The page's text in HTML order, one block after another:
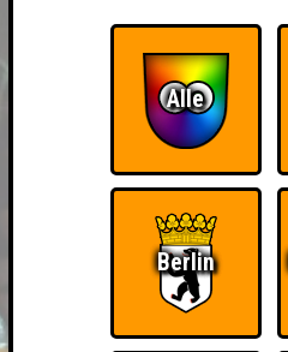
Alle
Berlin